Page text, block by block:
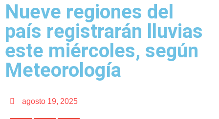
Nueve regiones del
país registrarán lluvias
este miércoles, según
Meteorología
agosto 19, 2025